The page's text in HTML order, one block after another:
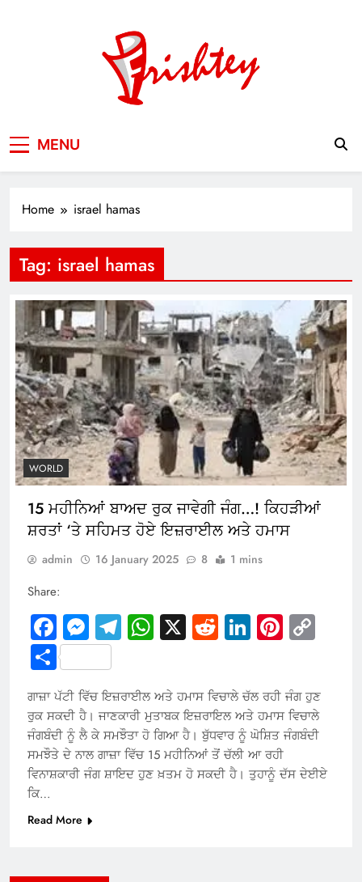
MENU
Home israel hamas
Tag: israel hamas
WORLD
15 ਮਹੀਨਿਆਂ ਬਾਅਦ ਰੁਕ ਜਾਵੇਗੀ ਜੰਗ…! ਕਿਹੜੀਆਂ
ਸ਼ਰਤਾਂ ‘ਤੇ ਸਹਿਮਤ ਹੋਏ ਇਜ਼ਰਾਈਲ ਅਤੇ ਹਮਾਸ
admin 16 January 2025 8 1 mins
Share:
Facebook
Messenger
Telegram
WhatsApp
X RedditLinkedIn
Share
ਗਾਜ਼ਾ ਪੱਟੀ ਵਿੱਚ ਇਜ਼ਰਾਈਲ ਅਤੇ ਹਮਾਸ ਵਿਚਾਲੇ ਚੱਲ ਰਹੀ ਜੰਗ ਹੁਣ
ਰੁਕ ਸਕਦੀ ਹੈ। ਜਾਣਕਾਰੀ ਮੁਤਾਬਕ ਇਜ਼ਰਾਇਲ ਅਤੇ ਹਮਾਸ ਵਿਚਾਲੇ
ਜੰਗਬੰਦੀ ਨੂੰ ਲੈ ਕੇ ਸਮਝੌਤਾ ਹੋ ਗਿਆ ਹੈ। ਬੁੱਧਵਾਰ ਨੂੰ ਘੋਸ਼ਿਤ ਜੰਗਬੰਦੀ
ਸਮਝੌਤੇ ਦੇ ਨਾਲ ਗਾਜ਼ਾ ਵਿੱਚ 15 ਮਹੀਨਿਆਂ ਤੋਂ ਚੱਲੀ ਆ ਰਹੀ
ਵਿਨਾਸ਼ਕਾਰੀ ਜੰਗ ਸ਼ਾਇਦ ਹੁਣ ਖ਼ਤਮ ਹੋ ਸਕਦੀ ਹੈ। ਤੁਹਾਨੂੰ ਦੱਸ ਦੇਈਏ
ਕਿ…
Read More